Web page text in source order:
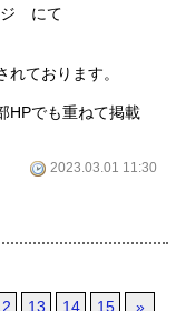
ジ にて
ております。
HPでも重ねて掲載
2023.03.01 11:30
13 14 15 »